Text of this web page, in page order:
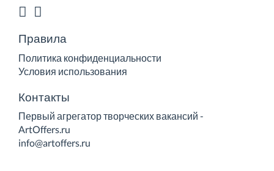
Правила
Политика конфиденциальности
Условия использования
Контакты
Первый агрегатор творческих вакансий -
ArtOffers.ru
info@artoffers.ru